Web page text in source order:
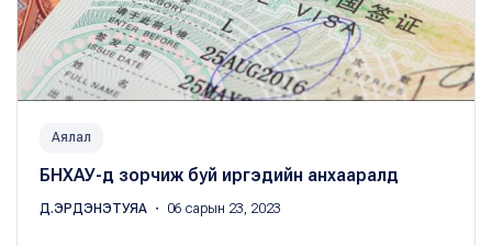
Аялал
БНХАУ-д зорчиж буй иргэдийн анхааралд
Д.ЭРДЭНЭТУЯА ・ 06 сарын 23, 2023